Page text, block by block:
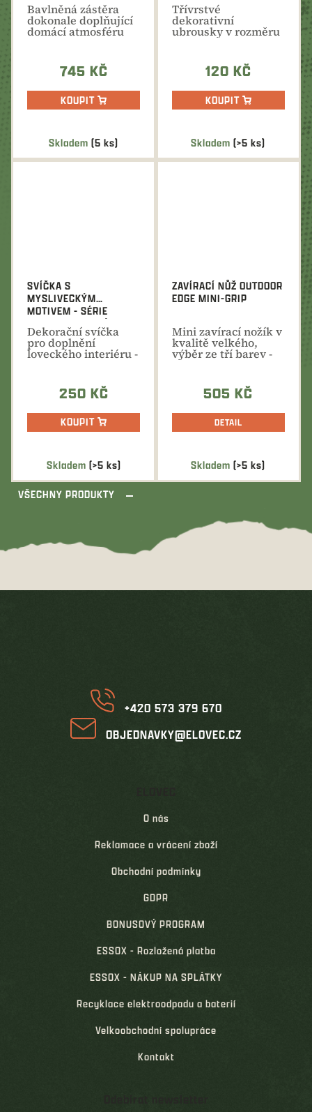
Skladem(5 ks)
Bavlněná zástěra
dokonale doplňující
domácí atmosféru
745 KČ
KOUPIT
Skladem(>5 ks)
Třívrstvé
dekorativní
ubrousky v rozměru
33x33 cm. Vyrobeno
120 KČ
KOUPIT
Skladem (>5 ks)
SVÍČKA S
MYSLIVECKÝM
MOTIVEM - SÉRIE
JELEN EVROPSKÝ
Dekorační svíčka
pro doplnění
loveckého interiéru -
250 KČ
KOUPIT
Skladem(>5 ks)
ZAVÍRACÍ NŮŽ OUTDOOR
EDGE MINI-GRIP
Mini zavírací nožík v
kvalitě velkého,
výběr ze tří barev -
černá, oranžová,...
505 KČ
DETAIL
VŠECHNY PRODUKTY
+420 573 379 670
OBJEDNAVKY@ELOVEC.CZ
O nás
Reklamace a vrácení zboží
Obchodní podmínky
GDPR
BONUSOVÝ PROGRAM
ESSOX - Rozložená platba
ESSOX - NÁKUP NA SPLÁTKY
Recyklace elektroodpadu a baterií
Velkoobchodní spolupráce
Kontakt